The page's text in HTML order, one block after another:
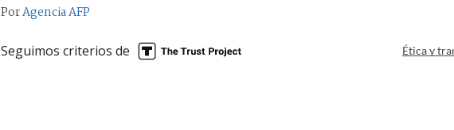
PorAgencia AFP
Seguimos criterios de Ética y